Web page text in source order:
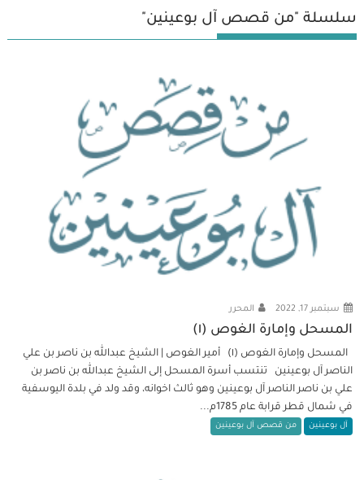
سلسلة "من قصص آل بوعينين"
سبتمبر 17, 2022 المحرر
المسحل وإمارة الغوص (١)
المسحل وإمارة الغوص (١) أمير الغوص | الشيخ عبدالله بن ناصر بن علي
الناصر آل بوعينين تنتسب أسرة المسحل إلى الشيخ عبدالله بن ناصر بن
علي بن ناصر الناصر آل بوعينين وهو ثالث اخوانه، وقد ولد في بلدة اليوسفية
في شمال قطر قرابة عام 1785م...
آل بوعينين من قصص آل بوعينين